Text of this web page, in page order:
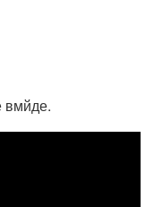
вмйде.